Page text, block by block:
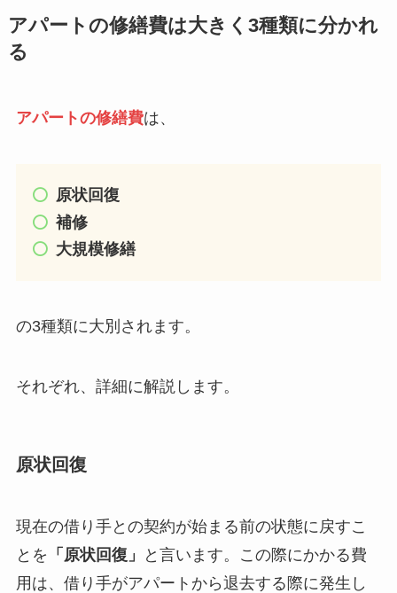
アパートの修繕費は大きく3種類に分かれ
る
アパートの修繕費は、
原状回復
補修
大規模修繕
の3種類に大別されます。
それぞれ、詳細に解説します。
原状回復
現在の借り手との契約が始まる前の状態に戻すこ
とを 「原状回復」
と言います。この際にかかる費
用は、借り手がアパートから退去する際に発生し